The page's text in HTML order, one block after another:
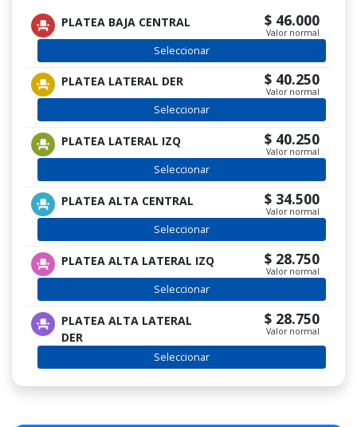
PLATEA BAJA CENTRAL $ 46.000
Valor normal
Seleccionar
PLATEA LATERAL DER $ 40.250
Valor normal
Seleccionar
PLATEA LATERAL IZQ $ 40.250
Valor normal
Seleccionar
PLATEA ALTA CENTRAL $ 34.500
Valor normal
Seleccionar
PLATEA ALTA LATERAL IZQ $ 28.750
Valor normal
Seleccionar
PLATEA ALTA LATERAL
DER
$ 28.750
Valor normal
Seleccionar